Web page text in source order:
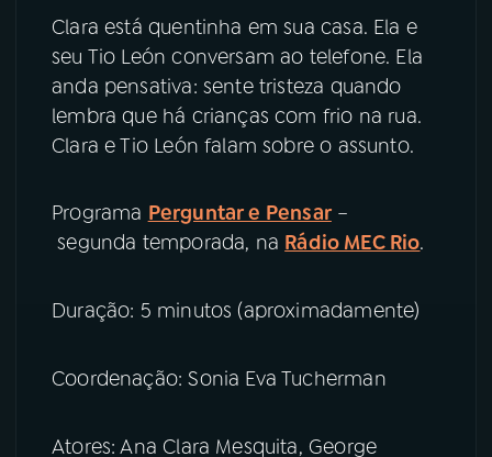
07 ÚLTIMAS
PRÊMIO RÁDIO MEC
ACOMPANHE A RÁDIO MEC
YouTube Facebook
Instagram X
TikTok
Clara está quentinha em sua casa. Ela e
seu Tio León conversam ao telefone. Ela
anda pensativa: sente tristeza quando
lembra que há crianças com frio na rua.
Clara e Tio León falam sobre o assunto.
Programa Perguntar e Pensar–
segunda temporada, na Rádio MEC Rio.
Duração: 5 minutos (aproximadamente)
Coordenação: Sonia Eva Tucherman
Atores: Ana Clara Mesquita, George